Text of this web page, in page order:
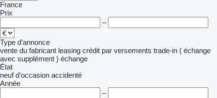
France
Prix
–
Type d'annonce
vente du fabricant leasing crédit par versements trade-in ( échange
avec supplément ) échange
État
neuf d'occasion accidenté
Année
–